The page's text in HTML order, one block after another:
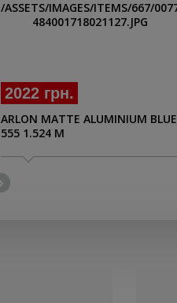
2022 грн.
ARLON MATTE ALUMINIUM BLUE
555 1.524 M